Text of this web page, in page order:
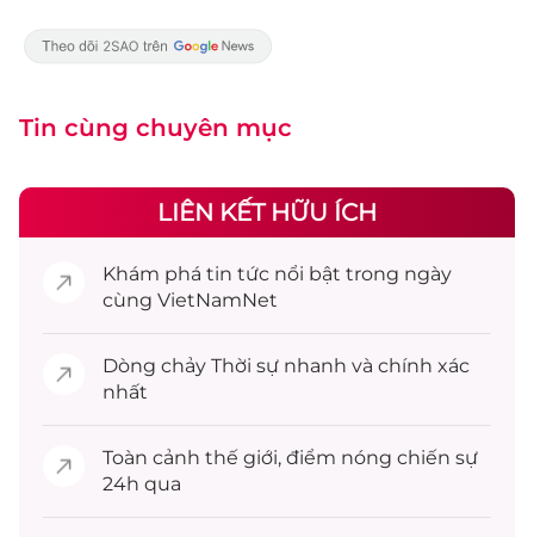
Tin cùng chuyên mục
LIÊN KẾT HỮU ÍCH
Khám phá tin tức nổi bật trong ngày
cùng VietNamNet
Dòng chảy Thời sự nhanh và chính xác
nhất
Toàn cảnh thế giới, điểm nóng chiến sự
24h qua